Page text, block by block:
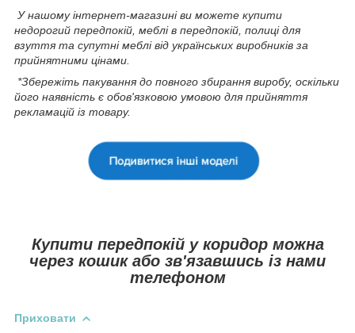
У нашому інтернет-магазині ви можете купити
недорогий передпокій, меблі в передпокій, полиці для
взуття та супутні меблі від українських виробників за
прийнятними цінами.
*Збережіть пакування до повного збирання виробу, оскільки
його наявність є обов'язковою умовою для прийняття
рекламацій із товару.
Купити передпокій у коридор можна
через кошик або зв'язавшись із нами
телефоном
Приховати